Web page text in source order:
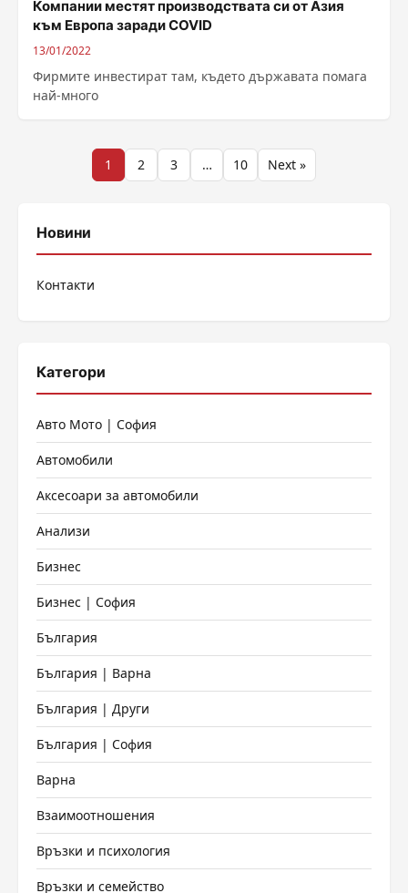
Компании местят производствата си от Азия
към Европа заради COVID
13/01/2022
Фирмите инвестират там, където държавата помага
най-много
Разделяне
публикациите
1 2 3 … 10 Next »
Новини
Контакти
Категори
Авто Мото | София
Автомобили
Аксесоари за автомобили
Анализи
Бизнес
Бизнес | София
България
България | Варна
България | Други
България | София
Варна
Взаимоотношения
Връзки и психология
Връзки и семейство